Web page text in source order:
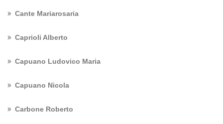
Cante Mariarosaria
Caprioli Alberto
Capuano Ludovico Maria
Capuano Nicola
Carbone Roberto